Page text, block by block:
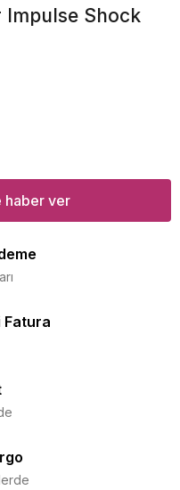
Impulse Shock
haber ver
Fatura